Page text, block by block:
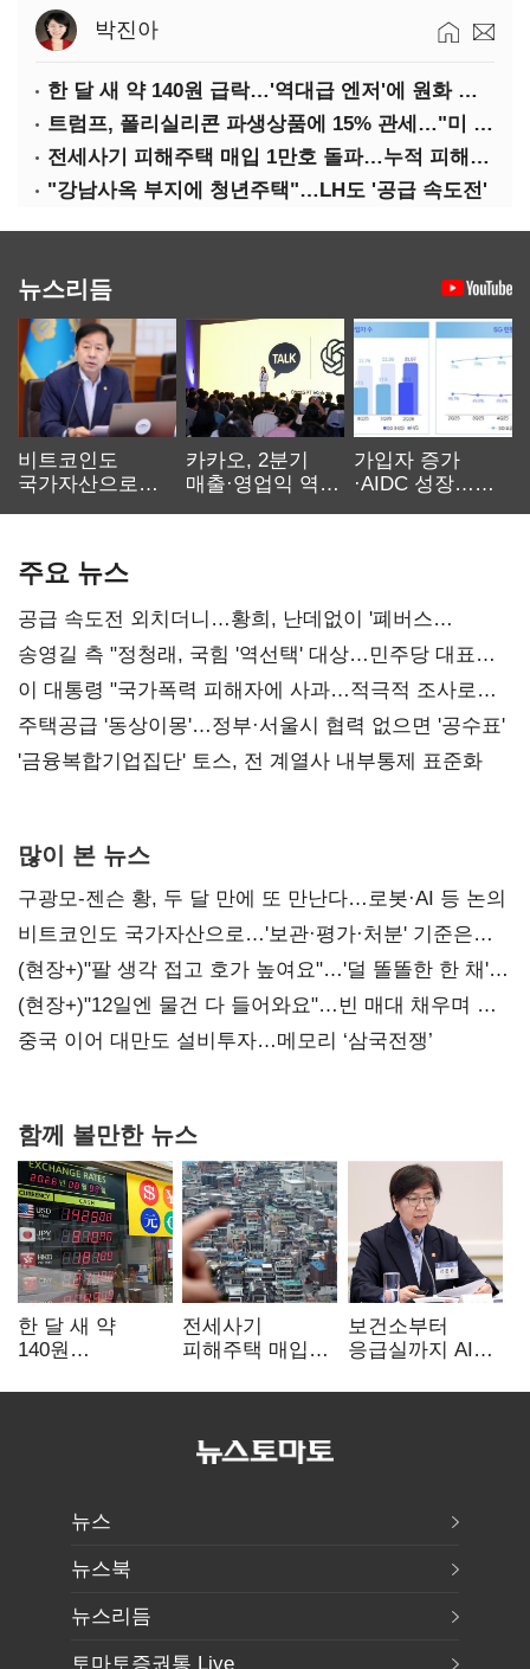
박진아
한 달 새 약 140원 급락…'역대급 엔저'에 원화 변곡점
트럼프, 폴리실리콘 파생상품에 15% 관세…"미 산업 재건"
전세사기 피해주택 매입 1만호 돌파…누적 피해자 4만278명
"강남사옥 부지에 청년주택"…LH도 '공급 속도전'
뉴스리듬
비트코인도
국가자산으로…'
카카오, 2분기
매출·영업익 역대
가입자 증가
·AIDC 성장…
주요 뉴스
공급 속도전 외치더니…황희, 난데없이 '폐버스
리모델링' 제안
송영길 측 "정청래, 국힘 '역선택' 대상…민주당 대표로
총선 지휘 못해"
이 대통령 "국가폭력 피해자에 사과…적극적 조사로
진실 밝혀야"
주택공급 '동상이몽'…정부·서울시 협력 없으면 '공수표'
'금융복합기업집단' 토스, 전 계열사 내부통제 표준화
많이 본 뉴스
구광모-젠슨 황, 두 달 만에 또 만난다…로봇·AI 등 논의
비트코인도 국가자산으로…'보관·평가·처분' 기준은
숙제
(현장+)"팔 생각 접고 호가 높여요"…'덜 똘똘한 한 채'
20억 키맞추기
(현장+)"12일엔 물건 다 들어와요"…빈 매대 채우며 문
연 홈플러스
중국 이어 대만도 설비투자…메모리 ‘삼국전쟁’
함께 볼만한 뉴스
한 달 새 약
140원
엔저'에 원화
전세사기
피해주택 매입
누적 피해자
보건소부터
응급실까지 AI
혁신 본격화
뉴스
뉴스북
뉴스리듬
토마토증권통 Live